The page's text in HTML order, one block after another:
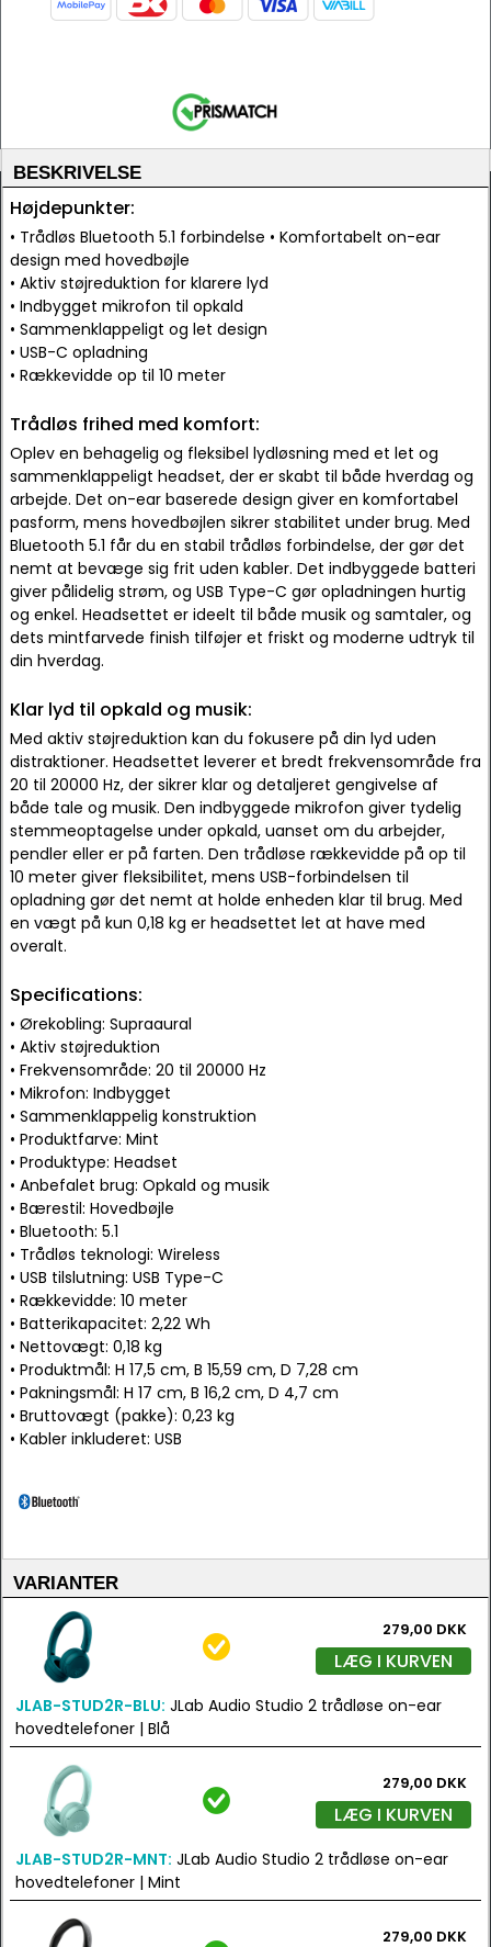
BESKRIVELSE
Højdepunkter:
• Trådløs Bluetooth 5.1 forbindelse • Komfortabelt on-ear
design med hovedbøjle
• Aktiv støjreduktion for klarere lyd
• Indbygget mikrofon til opkald
• Sammenklappeligt og let design
• USB-C opladning
• Rækkevidde op til 10 meter
Trådløs frihed med komfort:
Oplev en behagelig og fleksibel lydløsning med et let og
sammenklappeligt headset, der er skabt til både hverdag og
arbejde. Det on-ear baserede design giver en komfortabel
pasform, mens hovedbøjlen sikrer stabilitet under brug. Med
Bluetooth 5.1 får du en stabil trådløs forbindelse, der gør det
nemt at bevæge sig frit uden kabler. Det indbyggede batteri
giver pålidelig strøm, og USB Type-C gør opladningen hurtig
og enkel. Headsettet er ideelt til både musik og samtaler, og
dets mintfarvede finish tilføjer et friskt og moderne udtryk til
din hverdag.
Klar lyd til opkald og musik:
Med aktiv støjreduktion kan du fokusere på din lyd uden
distraktioner. Headsettet leverer et bredt frekvensområde fra
20 til 20000 Hz, der sikrer klar og detaljeret gengivelse af
både tale og musik. Den indbyggede mikrofon giver tydelig
stemmeoptagelse under opkald, uanset om du arbejder,
pendler eller er på farten. Den trådløse rækkevidde på op til
10 meter giver fleksibilitet, mens USB-forbindelsen til
opladning gør det nemt at holde enheden klar til brug. Med
en vægt på kun 0,18 kg er headsettet let at have med
overalt.
Specifications:
• Ørekobling: Supraaural
• Aktiv støjreduktion
• Frekvensområde: 20 til 20000 Hz
• Mikrofon: Indbygget
• Sammenklappelig konstruktion
• Produktfarve: Mint
• Produktype: Headset
• Anbefalet brug: Opkald og musik
• Bærestil: Hovedbøjle
• Bluetooth: 5.1
• Trådløs teknologi: Wireless
• USB tilslutning: USB Type-C
• Rækkevidde: 10 meter
• Batterikapacitet: 2,22 Wh
• Nettovægt: 0,18 kg
• Produktmål: H 17,5 cm, B 15,59 cm, D 7,28 cm
• Pakningsmål: H 17 cm, B 16,2 cm, D 4,7 cm
• Bruttovægt (pakke): 0,23 kg
• Kabler inkluderet: USB
VARIANTER
279,00 DKK
LÆG I KURVEN
JLAB-STUD2R-BLU: JLab Audio Studio 2 trådløse on-ear
hovedtelefoner | Blå
279,00 DKK
LÆG I KURVEN
JLAB-STUD2R-MNT: JLab Audio Studio 2 trådløse on-ear
hovedtelefoner | Mint
279,00 DKK